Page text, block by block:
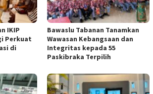
IKIP
Perkuat
di
Bawaslu Tabanan Tanamkan
Wawasan Kebangsaan dan
Integritas kepada 55
Paskibraka Terpilih